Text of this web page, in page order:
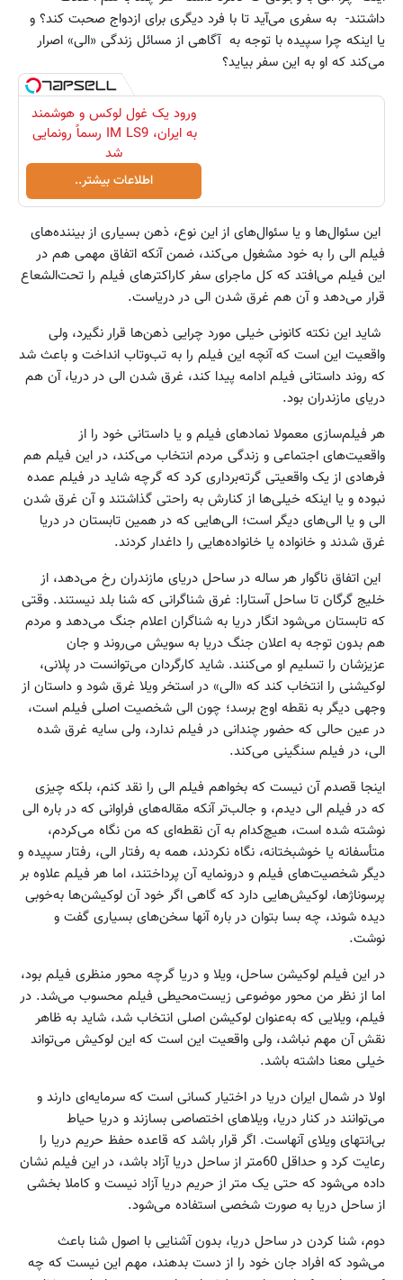
داشتند- به سفری می‌آید تا با فرد دیگری برای ازدواج صحبت کند؟ و
یا اینکه چرا سپیده با توجه به آگاهی از مسائل زندگی‌ «الی» اصرار
می‌کند که او به این سفر بیاید؟
ورود یک غول لوکس و هوشمند
به ایران، IM LS9 رسماً رونمایی
شد
اطلاعات بیشتر..
این سئوال‌ها و یا سئوال‌های از این نوع، ذهن بسیاری از بیننده‌های
فیلم الی را به خود مشغول می‌کند، ضمن آنکه اتفاق مهمی هم در
این فیلم می‌افتد که کل ماجرای سفر کاراکترهای فیلم را تحت‌الشعاع
قرار می‌دهد و آن هم غرق شدن الی در دریاست.
شاید این نکته کانونی خیلی مورد چرایی ذهن‌ها قرار نگیرد، ولی
واقعیت این است که آنچه این فیلم را به تب‌وتاب انداخت و باعث شد
که روند داستانی فیلم ادامه پیدا کند، غرق شدن الی در دریا، آن هم
دریای مازندران بود.
هر فیلم‌سازی معمولا نمادهای فیلم و یا داستانی خود را از
واقعیت‌های اجتماعی و زندگی مردم انتخاب می‌‌کند، در این فیلم هم
فرهادی از یک واقعیتی گرته‌برداری کرد که گرچه شاید در فیلم عمده
نبوده و یا اینکه خیلی‌ها از کنارش به راحتی گذاشتند و آن غرق شدن
الی و یا الی‌های دیگر است؛ الی‌هایی که در همین تابستان در دریا
غرق شدند و خانواده یا خانواده‌هایی را داغدار کردند.
این اتفاق ناگوار هر ساله در ساحل دریای مازندران رخ می‌دهد، از
خلیج گرگان تا ساحل آستارا: غرق شناگرانی که شنا بلد نیستند. وقتی
که تابستان می‌شود انگار دریا به شناگران اعلام جنگ می‌دهد و مردم
هم بدون توجه به اعلان جنگ دریا به سویش می‌روند و جان
عزیزشان را تسلیم او می‌کنند. شاید کارگردان می‌توانست در پلانی،
لوکیشنی را انتخاب کند که «الی» در استخر ویلا غرق شود و داستان از
وجهی دیگر به نقطه اوج برسد؛ چون الی شخصیت اصلی فیلم است،
در عین حالی که حضور چندانی در فیلم ندارد، ولی سایه غرق شده
الی، در فیلم سنگینی می‌کند.
اینجا قصدم آن نیست که بخواهم فیلم الی را نقد کنم، بلکه چیزی
که در فیلم الی دیدم، و جالب‌تر آنکه مقاله‌های فراوانی که در باره الی
نوشته شده است، هیچ‌کدام به آن نقطه‌ای که من نگاه می‌کردم،
متأسفانه یا خوشبختانه، نگاه نکردند، همه به رفتار الی، رفتار سپیده و
دیگر شخصیت‌های فیلم و درونمایه آن پرداختند، اما هر فیلم علاوه بر
پرسوناژها، لوکیش‌هایی دارد که گاهی اگر خود آن لوکیشن‌ها به‌خوبی
دیده شوند، چه بسا بتوان در باره آنها سخن‌های بسیاری گفت و
نوشت.
در این فیلم لوکیشن ساحل، ویلا و دریا گرچه محور منظری فیلم بود،
اما از نظر من محور موضوعی زیست‌محیطی فیلم محسوب می‌شد. در
فیلم، ویلایی که به‌عنوان لوکیشن اصلی انتخاب شد، شاید به ظاهر
نقش آن مهم نباشد، ولی واقعیت این است که این لوکیش می‌تواند
خیلی معنا داشته باشد.
اولا در شمال ایران دریا در اختیار کسانی است که سرمایه‌ای دارند و
می‌توانند در کنار دریا، ویلاهای اختصاصی بسازند و دریا حیاط
بی‌انتهای ویلای آنهاست. اگر قرار باشد که قاعده حفظ حریم دریا را
رعایت کرد و حداقل 60متر از ساحل دریا آزاد باشد، در این فیلم نشان
داده می‌شود که حتی یک متر از حریم دریا آزاد نیست و کاملا بخشی
از ساحل دریا به صورت شخصی استفاده می‌شود.
دوم، شنا کردن در ساحل دریا، بدون آشنایی با اصول شنا باعث
می‌شود که افراد جان خود را از دست بدهند، مهم این نیست که چه